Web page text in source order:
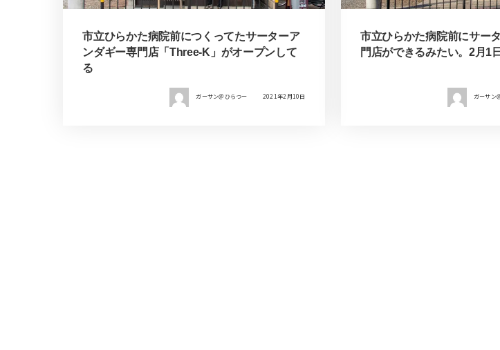
市立ひらかた病院前につくってたサーターア
ンダギー専門店「Three-K」がオープンして
る
ガーサン＠ひらつー 2021年2月10日
市立ひらかた病院前にサー
門店ができるみたい。2月1
ガーサン